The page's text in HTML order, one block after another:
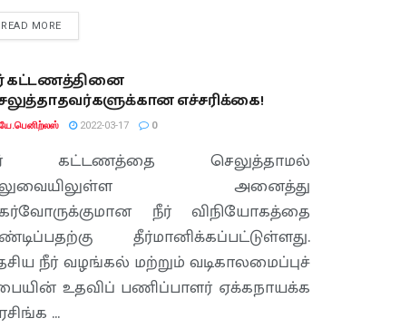
READ MORE
கட்டணத்தினை
எச்சரிக்கை!
யே.பெனிற்லஸ் 2022-03-17 0
கட்டணத்தை செலுத்தாமல்
அனைத்து
நீர் விநியோகத்தை
தீர்மானிக்கப்பட்டுள்ளது.
நீர் வழங்கல் மற்றும் வடிகாலமைப்புச்
உதவிப் பணிப்பாளர் ஏக்கநாயக்க
...